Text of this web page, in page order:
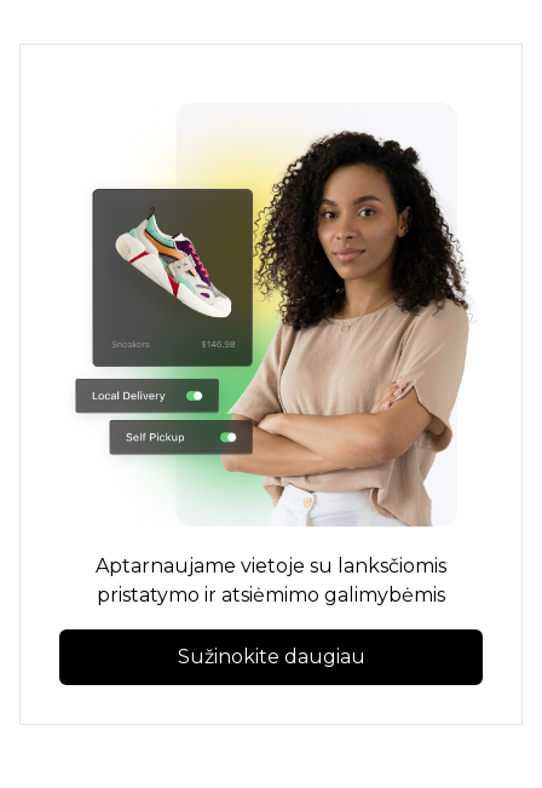
Aptarnaujame vietoje su lanksčiomis
pristatymo ir atsiėmimo galimybėmis
Sužinokite daugiau